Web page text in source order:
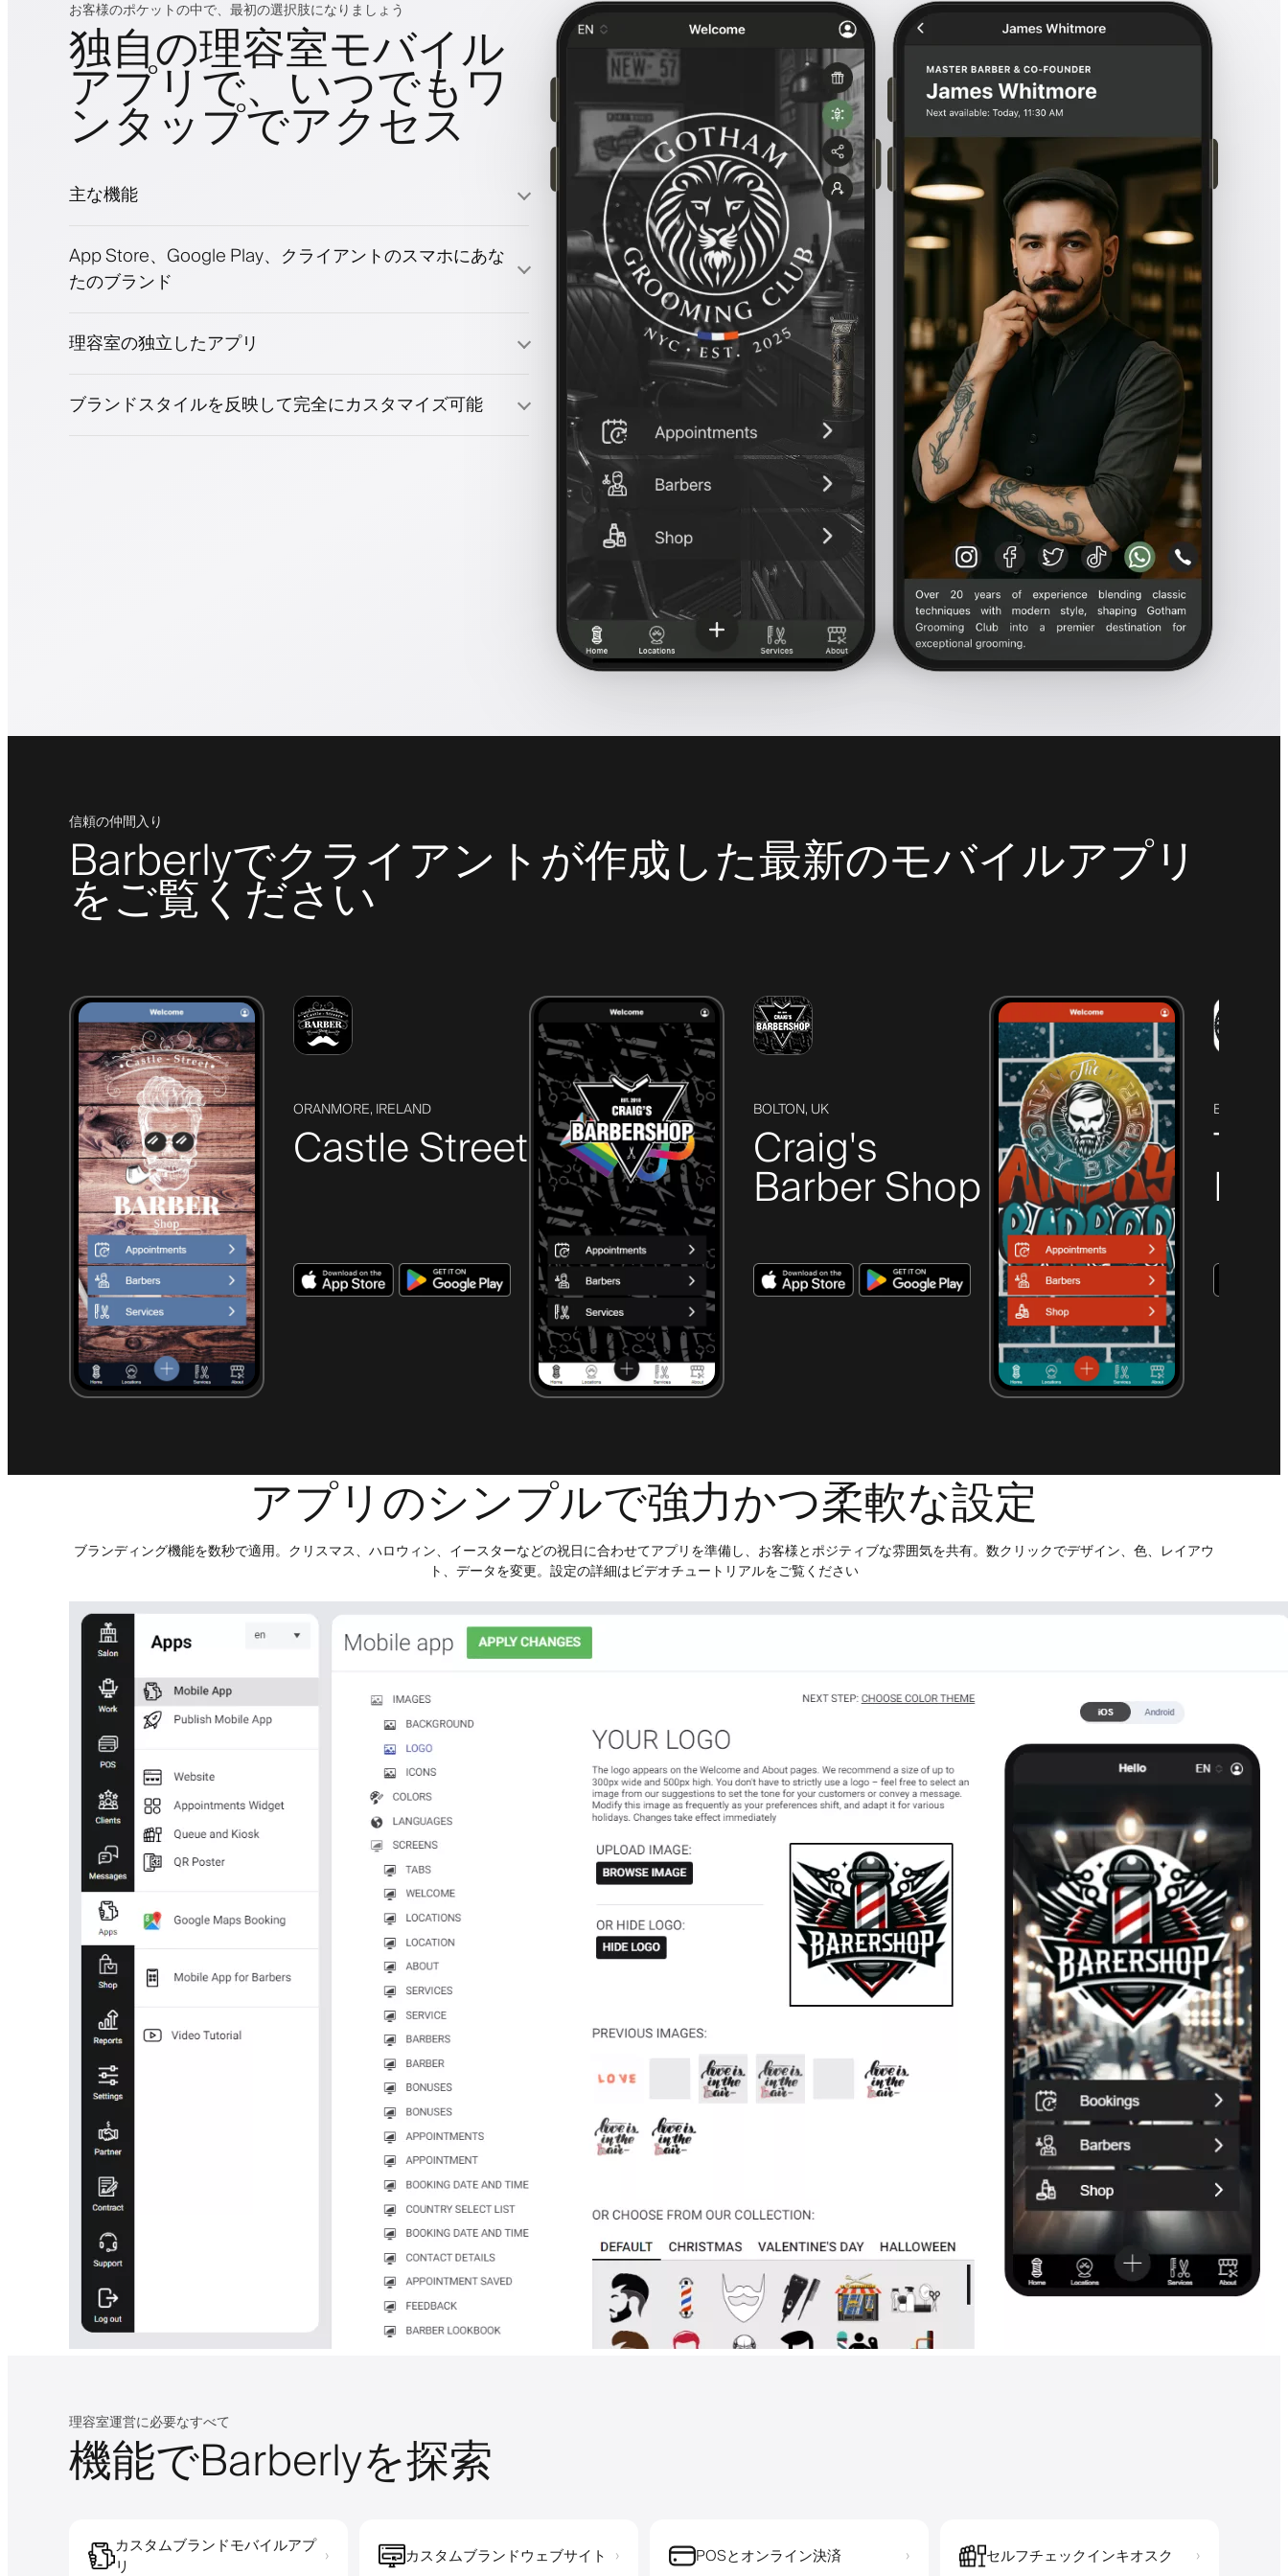
お客様のポケットの中で、最初の選択肢になりましょう
独自の理容室モバイル
アプリで、いつでもワ
ンタップでアクセス
主な機能
支払い、保証金
美容商品を販売
プッシュ、SMS、メール通知
App Store、Google Play、クライアントのスマホにあな
たのブランド
理容室の独立したアプリ
ブランドスタイルを反映して完全にカスタマイズ可能
信頼の仲間入り
Barberlyでクライアントが作成した最新のモバイルアプリ
をご覧ください
ORANMORE, IRELAND
Castle Street
BOLTON, UK
Craig's
Barber Shop
ELGIN,
アプリのシンプルで強力かつ柔軟な設定
ブランディング機能を数秒で適用。クリスマス、ハロウィン、イースターなどの祝日に合わせてアプリを準備し、お客様とポジティブな雰囲気を共有。数クリックでデザイン、色、レイアウ
ト、データを変更。設定の詳細はビデオチュートリアルをご覧ください
理容室運営に必要なすべて
機能でBarberlyを探索
カスタムブランドモバイルアプ
リ
› カスタムブランドウェブサイト › POSとオンライン決済 › セルフチェックインキオスク ›